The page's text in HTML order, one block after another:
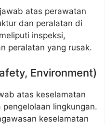
atas perawatan
dan peralatan di
inspeksi,
peralatan yang rusak.
Environment)
atas keselamatan
lingkungan.
keselamatan